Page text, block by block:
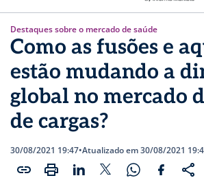
Destaques sobre o mercado de saúde
Como as fusões e
estão mudando a
global no mercado
de cargas?
30/08/2021 19:47•Atualizado em 30/08/2021